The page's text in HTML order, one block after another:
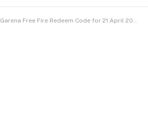
Garena Free Fire Redeem Code for 21 April 2024